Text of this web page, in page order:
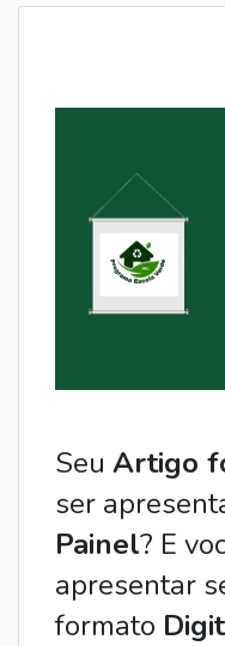
Seu Artigo
Painel? E
apresentar
formato